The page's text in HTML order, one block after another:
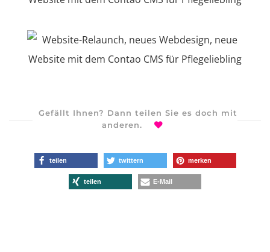
Gefällt Ihnen? Dann teilen Sie es doch mit
anderen.
teilen twittern merken
teilen E-Mail